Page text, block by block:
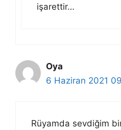
işarettir…
Oya
6 Haziran 2021
Rüyamda sevdiğim